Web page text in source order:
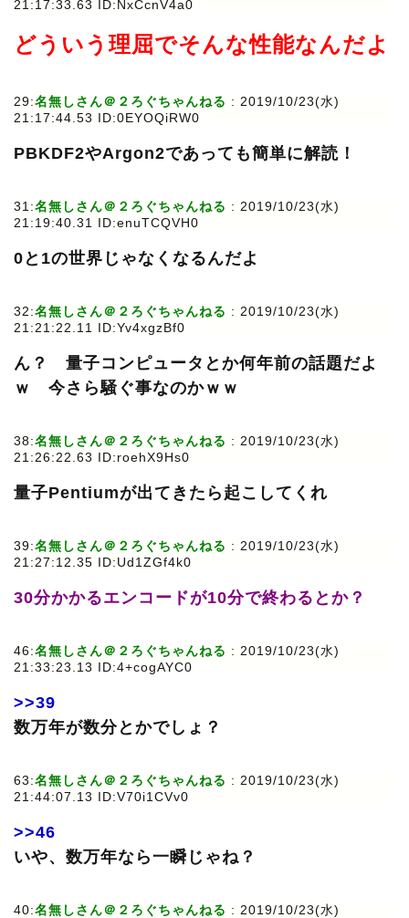
21:17:33.63 ID:NxCcnV4a0
どういう理屈でそんな性能なんだよ
29:名無しさん＠２ろぐちゃんねる : 2019/10/23(水)
21:17:44.53 ID:0EYOQiRW0
PBKDF2やArgon2であっても簡単に解読！
31:名無しさん＠２ろぐちゃんねる : 2019/10/23(水)
21:19:40.31 ID:enuTCQVH0
0と1の世界じゃなくなるんだよ
32:名無しさん＠２ろぐちゃんねる : 2019/10/23(水)
21:21:22.11 ID:Yv4xgzBf0
ん？ 量子コンピュータとか何年前の話題だよ
ｗ 今さら騒ぐ事なのかｗｗ
38:名無しさん＠２ろぐちゃんねる : 2019/10/23(水)
21:26:22.63 ID:roehX9Hs0
量子Pentiumが出てきたら起こしてくれ
39:名無しさん＠２ろぐちゃんねる : 2019/10/23(水)
21:27:12.35 ID:Ud1ZGf4k0
30分かかるエンコードが10分で終わるとか？
46:名無しさん＠２ろぐちゃんねる : 2019/10/23(水)
21:33:23.13 ID:4+cogAYC0
>>39
数万年が数分とかでしょ？
63:名無しさん＠２ろぐちゃんねる : 2019/10/23(水)
21:44:07.13 ID:V70i1CVv0
>>46
いや、数万年なら一瞬じゃね？
40:名無しさん＠２ろぐちゃんねる : 2019/10/23(水)